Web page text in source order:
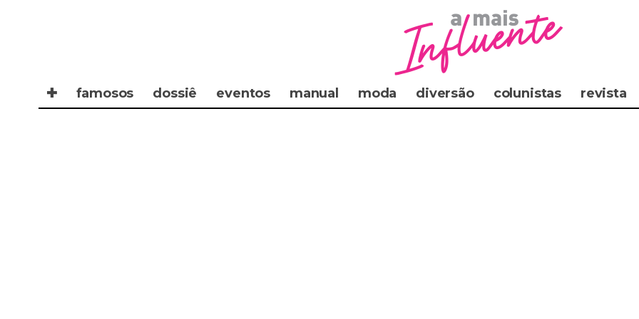
✚ famosos dossiê eventos manual moda diversão colunistas revista